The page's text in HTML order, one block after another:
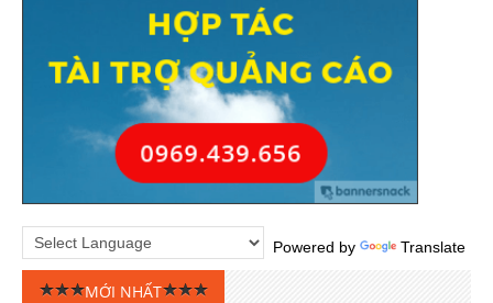
Powered by Translate
MỚI NHẤT